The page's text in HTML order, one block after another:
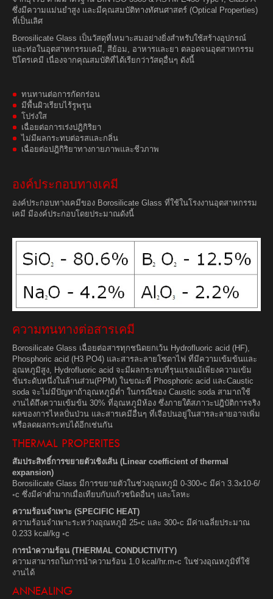
ซึ่งมีความแม่นยำสูง และมีคุณสมบัติทางทัศนศาสตร์ (Optical Properties)
ที่เป็นเลิศ
Borosilicate Glass เป็นวัสดุที่เหมาะสมอย่างยิ่งสำหรับใช้สร้างอุปกรณ์
และท่อในอุตสาหกรรมเคมี, สีย้อม, อาหารและยา ตลอดจนอุตสาหกรรม
ปิโตรเคมี เนื่องจากคุณสมบัติที่ได้เรียกว่าวัสดุอื่นๆ ดังนี้
ทนทานต่อการกัดกร่อน
มีพื้นผิวเรียบไร้รูพรุน
โปร่งใส
เฉื่อยต่อการเร่งปฎิกิริยา
ไม่มีผลกระทบต่อรสและกลิ่น
เฉื่อยต่อปฎิกิริยาทางกายภาพและชีวภาพ
องค์ประกอบทางเคมี
องค์ประกอบทางเคมีของ Borosilicate Glass ที่ใช้ในโรงงานอุตสาหกรรม
เคมี มีองค์ประกอบโดยประมาณดังนี้
ความทนทางต่อสารเคมี
Borosilicate Glass เฉื่อยต่อสารทุกชนิดยกเว้น Hydrofluoric acid (HF),
Phosphoric acid (H3 PO4) และสารละลายโซดาไฟ ที่มีความเข้มข้นและ
อุณหภูมิสูง, Hydrofluoric acid จะมีผลกระทบที่รุนแรงแม้เพียงความเข้ม
ข้นระดับหนึ่งในล้านส่วน(PPM) ในขณะที่ Phosphoric acid และCaustic
soda จะไม่มีปัญหาถ้าอุณหภูมิต่ำ ในกรณีของ Caustic soda สามาถใช้
งานได้ถึงความเข้มข้น 30% ที่อุณหภูมิห้อง ซึ่งภายใต้สภาวะปฎิบัติการจริง
ผลของการไหลปั่นป่วน และสารเคมีอื่นๆ ที่เจือปนอยู่ในสารละลายอาจเพิ่ม
หรือลดผลกระทบได้อีกเช่นกัน
THERMAL PROPERITES
สัมประสิทธิ์การขยายตัวเชิงเส้น (Linear coefficient of thermal
expansion)
Borosilicate Glass มีการขยายตัวในช่วงอุณหภูมิ 0-300◦c มีค่า 3.3x10-6/
◦c ซึ่งมีค่าต่ำมากเมื่อเทียบกับแก้วชนิดอื่นๆ และโลหะ
ความร้อนจำเพาะ (SPECIFIC HEAT)
ความร้อนจำเพาะระหว่างอุณหภูมิ 25◦c และ 300◦c มีค่าเฉลี่ยประมาณ
0.233 kcal/kg ◦c
การนำความร้อน (THERMAL CONDUCTIVITY)
ความสามารถในการนำความร้อน 1.0 kcal/hr.m◦c ในช่วงอุณหภูมิที่ใช้
งานได้
ANNEALING